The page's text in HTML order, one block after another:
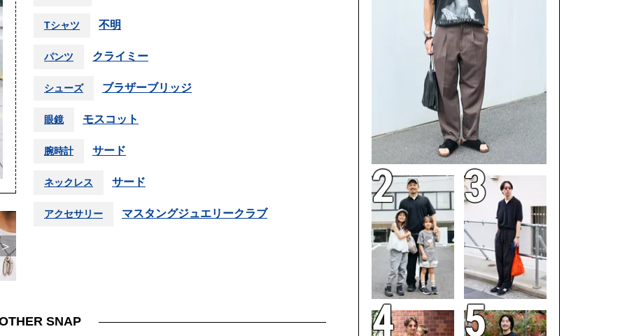
Tシャツ 不明
パンツ クライミー
シューズ ブラザーブリッジ
眼鏡 モスコット
腕時計 サード
ネックレス サード
アクセサリー マスタングジュエリークラブ
SNAP